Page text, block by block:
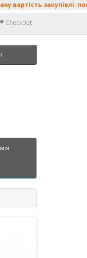
закупівлі: поживні
Checkout